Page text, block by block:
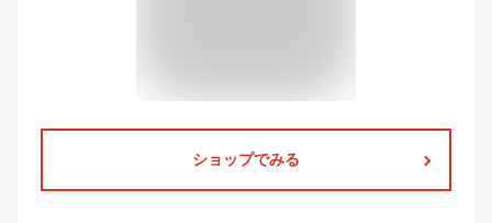
ショップでみる